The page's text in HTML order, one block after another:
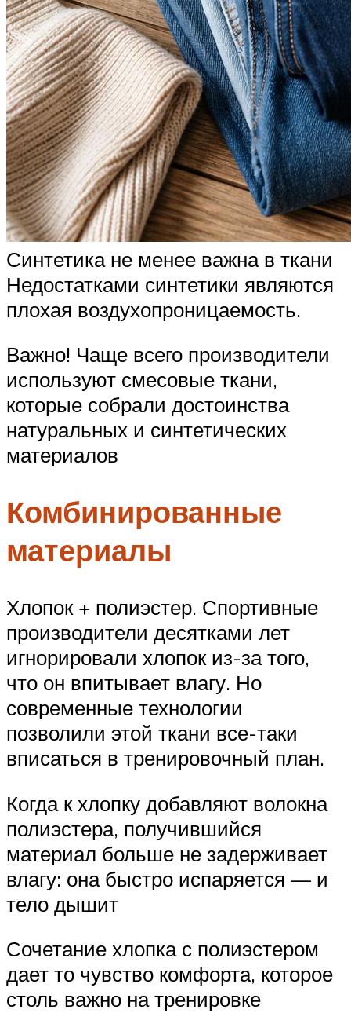
Синтетика не менее важна в ткани
Недостатками синтетики являются
плохая воздухопроницаемость.
Важно! Чаще всего производители
используют смесовые ткани,
которые собрали достоинства
натуральных и синтетических
материалов
Комбинированные
материалы
Хлопок + полиэстер. Спортивные
производители десятками лет
игнорировали хлопок из-за того,
что он впитывает влагу. Но
современные технологии
позволили этой ткани все-таки
вписаться в тренировочный план.
Когда к хлопку добавляют волокна
полиэстера, получившийся
материал больше не задерживает
влагу: она быстро испаряется — и
тело дышит
Сочетание хлопка с полиэстером
дает то чувство комфорта, которое
столь важно на тренировке